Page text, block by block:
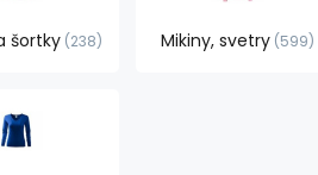
šortky 238 Mikiny, svetry 599